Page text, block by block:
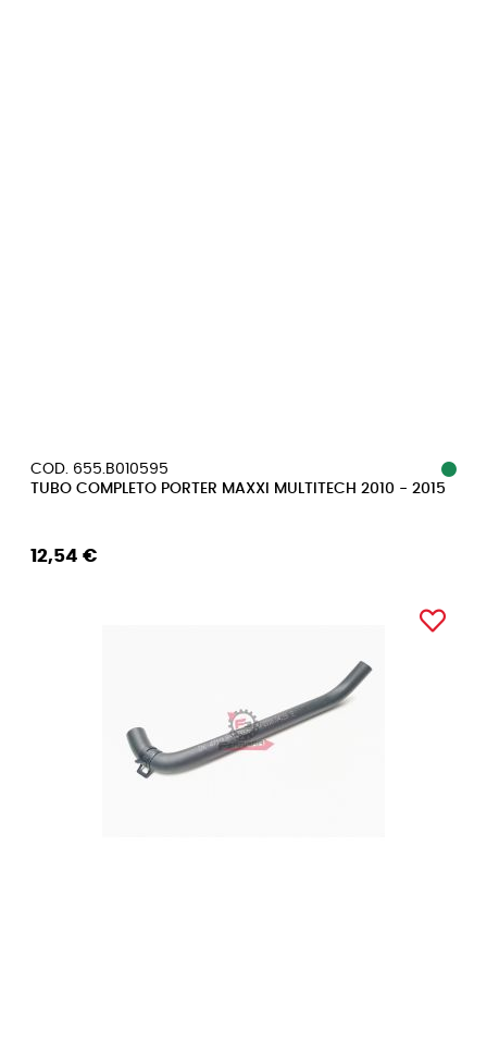
COD. 655.B010595
TUBO COMPLETO PORTER MAXXI MULTITECH 2010 - 2015
12,54 €